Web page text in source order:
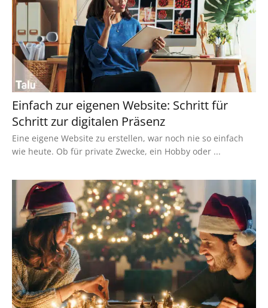
Einfach zur eigenen Website: Schritt für
Schritt zur digitalen Präsenz
Eine eigene Website zu erstellen, war noch nie so einfach
wie heute. Ob für private Zwecke, ein Hobby oder ...